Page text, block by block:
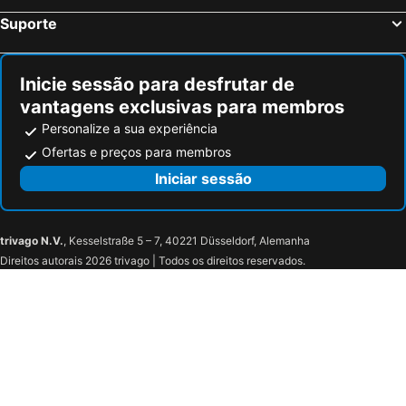
Campiglione-Fenile, bed and breakfasts
Pessinetto, bed and breakfasts
Bruzolo, bed and breakfasts
Suporte
Inicie sessão para desfrutar de
vantagens exclusivas para membros
Personalize a sua experiência
Ofertas e preços para membros
Iniciar sessão
trivago N.V., Kesselstraße 5 – 7, 40221 Düsseldorf, Alemanha
Direitos autorais 2026 trivago | Todos os direitos reservados.